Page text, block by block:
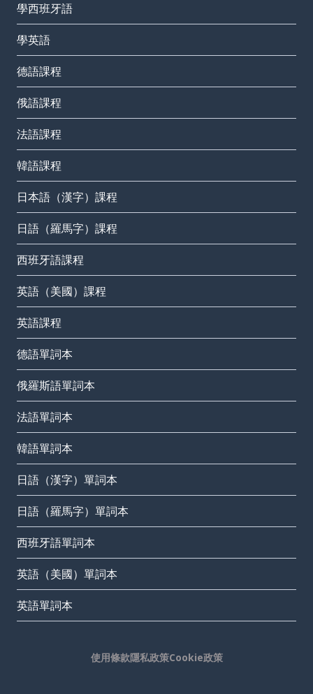
學西班牙語
學英語
德語課程
俄語課程
法語課程
韓語課程
日本語（漢字）課程
日語（羅馬字）課程
西班牙語課程
英語（美國）課程
英語課程
德語單詞本
俄羅斯語單詞本
法語單詞本
韓語單詞本
日語（漢字）單詞本
日語（羅馬字）單詞本
西班牙語單詞本
英語（美國）單詞本
英語單詞本
使用條款隱私政策Cookie政策